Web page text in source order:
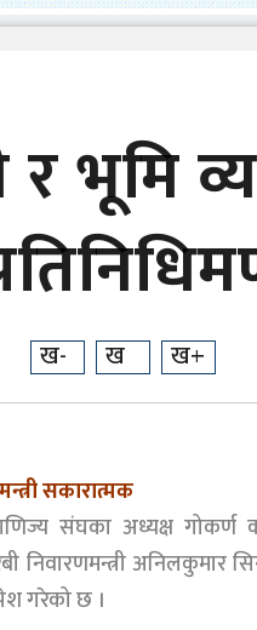
र भूमि
ख- ख ख+
सकारात्मक
संघका अध्यक्ष गोकर्ण
निवारणमन्त्री अनिलकुमार
गरेको छ ।